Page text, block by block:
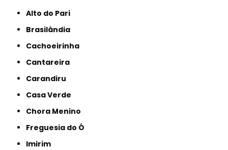
Alto do Pari
Brasilândia
Cachoeirinha
Cantareira
Carandiru
Casa Verde
Chora Menino
Freguesia do Ó
Imirim